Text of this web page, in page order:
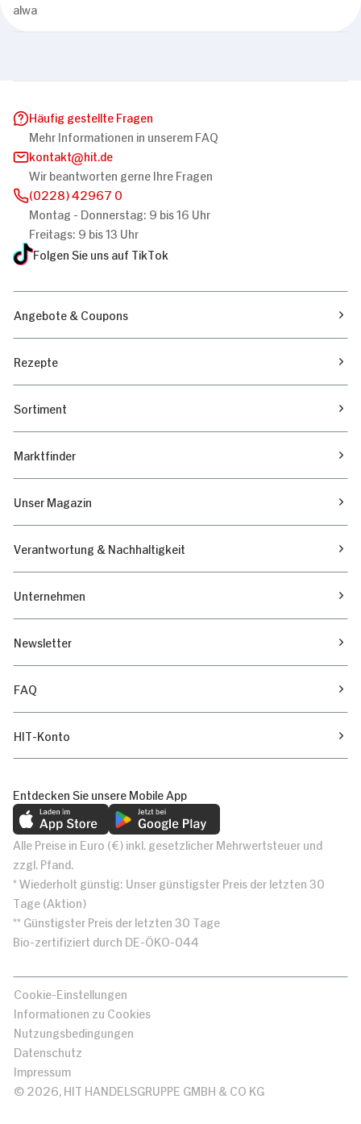
alwa
Häufig gestellte Fragen
Mehr Informationen in unserem FAQ
kontakt
hit.de
Wir beantworten gerne Ihre Fragen
(0228) 42967 0
Montag - Donnerstag: 9 bis 16 Uhr
Freitags: 9 bis 13 Uhr
Folgen Sie uns auf TikTok
Angebote & Coupons
Rezepte
Sortiment
Marktfinder
Unser Magazin
Verantwortung & Nachhaltigkeit
Unternehmen
Newsletter
FAQ
HIT-Konto
Entdecken Sie unsere Mobile App
Alle Preise in Euro (€) inkl. gesetzlicher Mehrwertsteuer und
zzgl. Pfand.
* Wiederholt günstig: Unser günstigster Preis der letzten 30
Tage (Aktion)
** Günstigster Preis der letzten 30 Tage
Bio-zertifiziert durch DE-ÖKO-044
Cookie-Einstellungen
Informationen zu Cookies
Nutzungsbedingungen
Datenschutz
Impressum
© 2026, HIT HANDELSGRUPPE GMBH & CO KG